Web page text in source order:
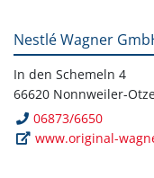
Nestlé Wagner
In den Schemeln 4
66620 Nonnweiler-
06873/6650
www.original-